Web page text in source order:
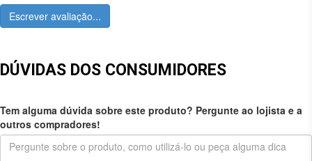
Escrever avaliação...
DÚVIDAS DOS CONSUMIDORES
Tem alguma dúvida sobre este produto? Pergunte ao lojista e a
outros compradores!